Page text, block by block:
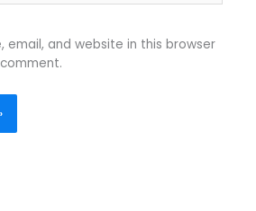
email, and website in this browser